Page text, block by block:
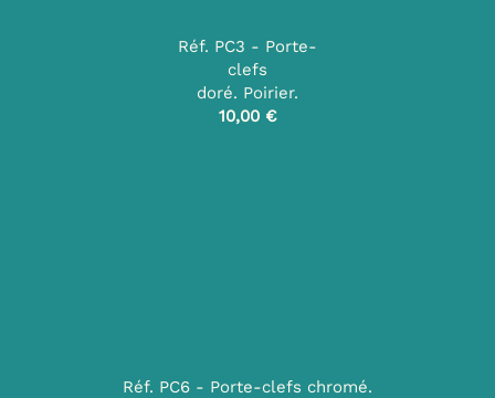
Réf. PC3 - Porte-
clefs
doré. Poirier.
10,00 €
Réf. PC6 - Porte-clefs chromé.